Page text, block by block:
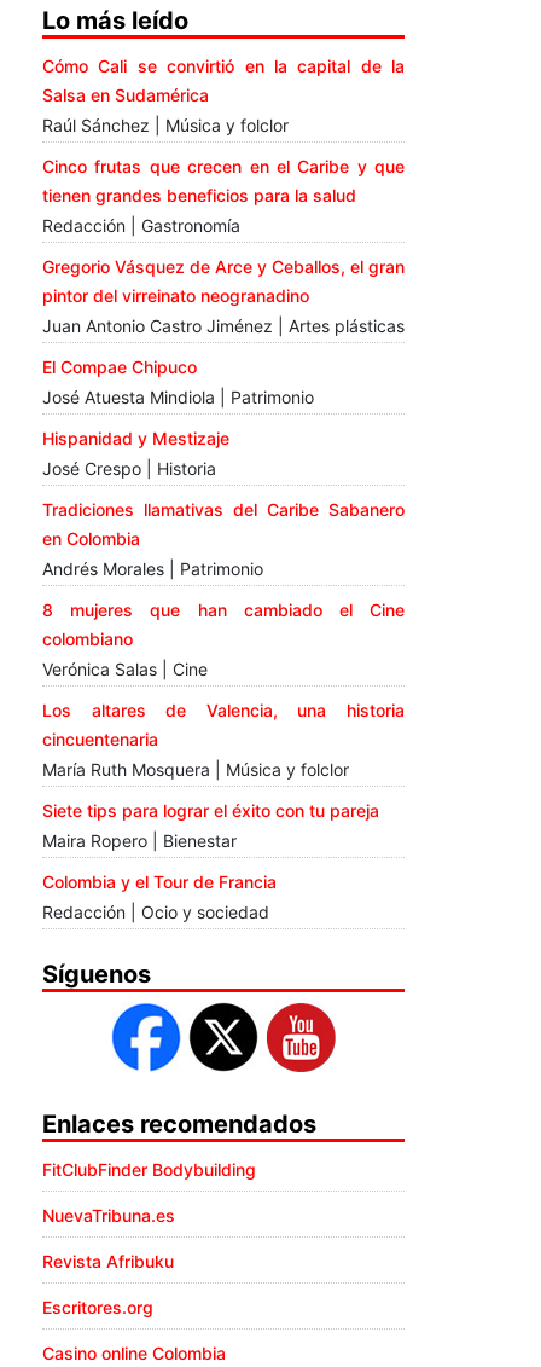
Lo más leído
Cómo Cali se convirtió en la capital de la
Salsa en Sudamérica
Raúl Sánchez | Música y folclor
Cinco frutas que crecen en el Caribe y que
tienen grandes beneficios para la salud
Redacción | Gastronomía
Gregorio Vásquez de Arce y Ceballos, el gran
pintor del virreinato neogranadino
Juan Antonio Castro Jiménez | Artes plásticas
El Compae Chipuco
José Atuesta Mindiola | Patrimonio
Hispanidad y Mestizaje
José Crespo | Historia
Tradiciones llamativas del Caribe Sabanero
en Colombia
Andrés Morales | Patrimonio
8 mujeres que han cambiado el Cine
colombiano
Verónica Salas | Cine
Los altares de Valencia, una historia
cincuentenaria
María Ruth Mosquera | Música y folclor
Siete tips para lograr el éxito con tu pareja
Maira Ropero | Bienestar
Colombia y el Tour de Francia
Redacción | Ocio y sociedad
Síguenos
Enlaces recomendados
FitClubFinder Bodybuilding
NuevaTribuna.es
Revista Afribuku
Escritores.org
Casino online Colombia